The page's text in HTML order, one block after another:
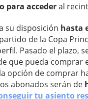
para accederal
su disposición hasta
de la Copa
Pasado el plazo,
que pueda comprar
opción de comprar
abonados serán de
tu asiento